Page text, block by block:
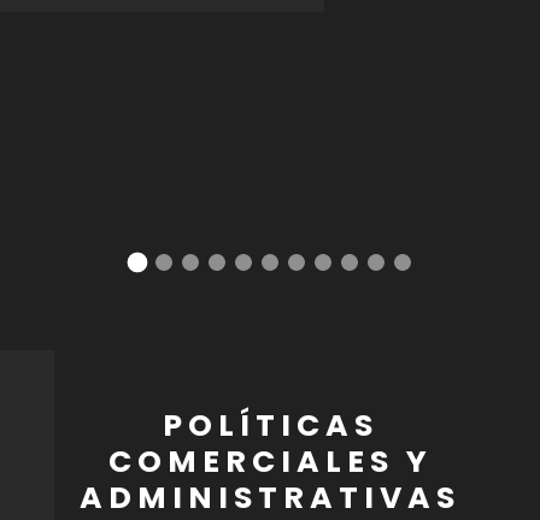
POLÍTICAS
COMERCIALES Y
ADMINISTRATIVAS